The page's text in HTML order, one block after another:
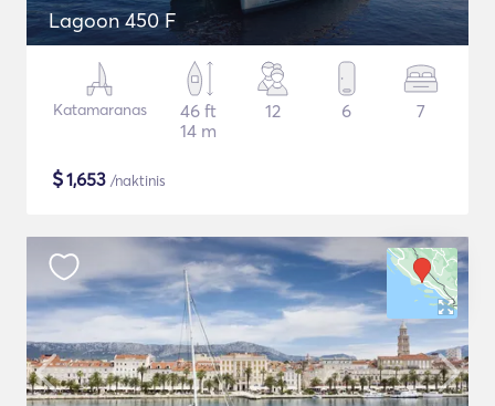
Lagoon 450 F
Katamaranas
46 ft
14 m
12 6 7
$1,653 /naktinis